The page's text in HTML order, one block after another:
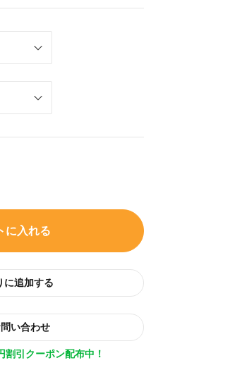
に入れる
に追加する
い合わせ
引クーポン配布中！